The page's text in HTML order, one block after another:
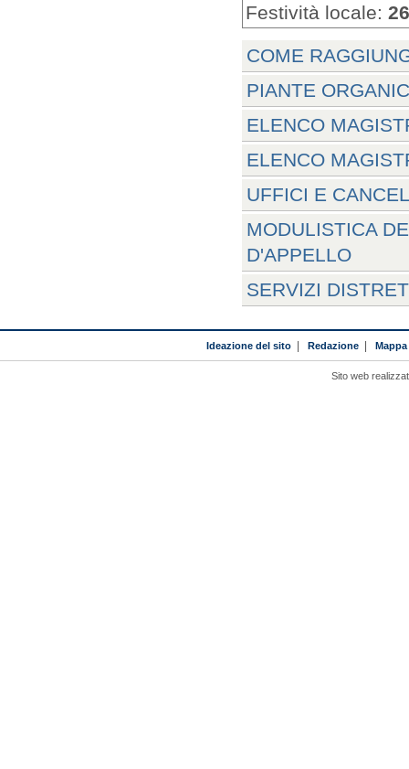
Festività locale:
COME
PIANTE
ELENCO
ELENCO
UFFICI E
MODULISTICA
D'APPELLO
SERVIZI
Ideazione del sito| Redazione|
Sito web